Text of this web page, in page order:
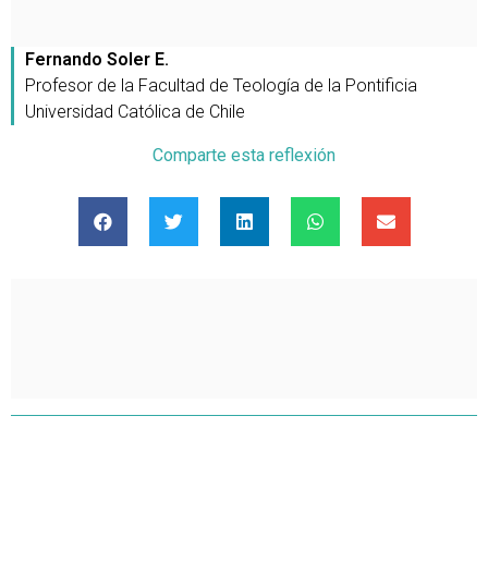
Fernando Soler E.
Profesor de la Facultad de Teología de la Pontificia
Universidad Católica de Chile
Comparte esta reflexión